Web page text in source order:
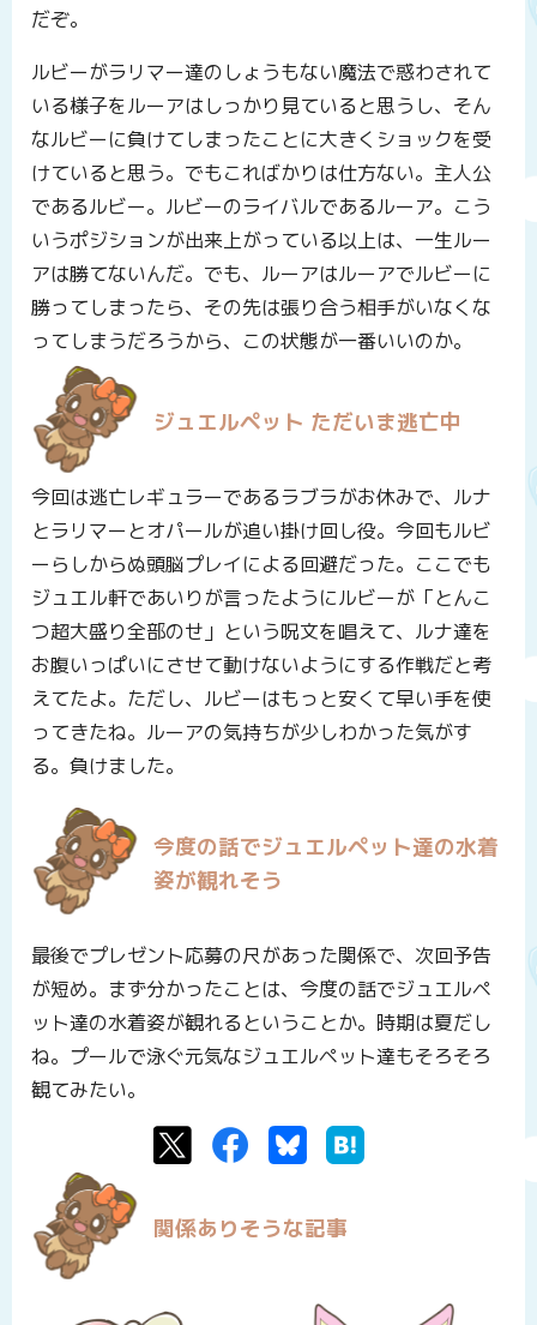
だぞ。
ルビーがラリマー達のしょうもない魔法で惑わされて
いる様子をルーアはしっかり見ていると思うし、そん
なルビーに負けてしまったことに大きくショックを受
けていると思う。でもこればかりは仕方ない。主人公
であるルビー。ルビーのライバルであるルーア。こう
いうポジションが出来上がっている以上は、一生ルー
アは勝てないんだ。でも、ルーアはルーアでルビーに
勝ってしまったら、その先は張り合う相手がいなくな
ってしまうだろうから、この状態が一番いいのか。
ジュエルペット ただいま逃亡中
今回は逃亡レギュラーであるラブラがお休みで、ルナ
とラリマーとオパールが追い掛け回し役。今回もルビ
ーらしからぬ頭脳プレイによる回避だった。ここでも
ジュエル軒であいりが言ったようにルビーが「とんこ
つ超大盛り全部のせ」という呪文を唱えて、ルナ達を
お腹いっぱいにさせて動けないようにする作戦だと考
えてたよ。ただし、ルビーはもっと安くて早い手を使
ってきたね。ルーアの気持ちが少しわかった気がす
る。負けました。
今度の話でジュエルペット達の水着
姿が観れそう
最後でプレゼント応募の尺があった関係で、次回予告
が短め。まず分かったことは、今度の話でジュエルペ
ット達の水着姿が観れるということか。時期は夏だし
ね。プールで泳ぐ元気なジュエルペット達もそろそろ
観てみたい。
TwitterFacebookBluesky はてなブックマーク
関係ありそうな記事